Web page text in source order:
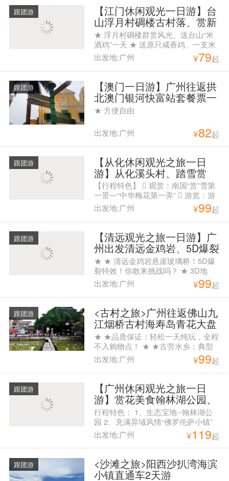
跟团游 【江门休闲观光一日游】台
山浮月村碉楼古村落、赏新
宁火车头+田园风光一日游
★ 浮月村碉楼群赏风光、送台山“米
酒鸡”一天 ★ 送原只咸香鸡、一支米
酒、台山 小农站5斤
出发地:广州 ¥79起
跟团游 【澳门一日游】广州往返拱
北澳门银河快富站套餐票一
天游
★ 方便自由
出发地:广州 ¥82起
跟团游 【从化休闲观光之旅一日
游】从化溪头村、踏雪赏
梅、徒步任摘水果一天游
【行程特色】  观赏：南国“赏”雪第
一景—“中华梅花第一弄”  游览：游
广州最美乡村——溪头古村  尝鲜：
时令水果、任摘、任吃 上车点：
8:00教育路（地铁公园前D出口）
8：45花都人民公园西门 下车点： 纪
念堂、花都人民公园
出发地:广州 ¥99起
跟团游 【清远观光之旅一日游】广
州出发清远金鸡岩、5D爆裂
惊魂玻璃桥、金鸡玻璃平
台、屋顶摩天轮、野战直通
车一天跟团游
★ ★ 清远金鸡岩悬崖玻璃桥！5D爆
裂特效！你敢来挑战吗？ ★ 3D地
画，身似处在万丈悬崖，拍照首选 ★
俄罗斯马术表演，策马奔腾，观赏俄
罗斯骑手高难度马术动作 ★ 金鸡岩
内金芝仙洞,是一个地下溶洞,形成于
太古时期 ★ 清远网红新项目——悬
崖荡秋千，呐喊喷泉
出发地:广州 ¥99起
跟团游 <古村之旅>广州往返佛山九
江烟桥古村海寿岛青花大盘
宴纯玩一天跟团游，赏岭南
风情，品桌桌有鱼大盆菜
★ ★品质保证：轻松一天纯玩，全程
不入购物点！ ★ ★古劳水乡：典型
岭南风情。看夏荷盛开，体会水乡人
家！ ★ ★吴家大院：既让人心情愉
悦又能感受古迹文化又能文艺拍照的
好地方！！！ ★ ★烟桥古村：岭南
传统建筑，河水清澈碧绿，两岸的竹
林茂盛； ★ ★饕餮盛宴：桌桌有
鱼，不怕不好味，就怕你吃太多！
出发地:广州 ¥99起
跟团游 【广州休闲观光之旅一日
游】赏花美食翰林湖公园、
充满异域风情的佛罗伦萨小
镇、北区渔村纯玩一天游
行程特色： 1、生态宝地--翰林湖公
园 2、充满异域风情“佛罗伦萨小镇”
3、南海最后一个纯渔民村落“北区渔
村” 上车点： 08：00海珠广场华厦大
酒店旁边中国银行门口（海珠广场地
铁站F出口） 07：30天河城南门（体
育西地铁C出口）
出发地:广州 ¥119起
跟团游 <沙滩之旅>阳西沙扒湾海滨
小镇直通车2天游